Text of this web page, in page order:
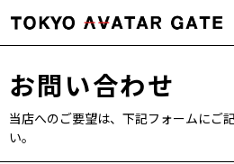
お問い合わせ
当店へのご要望は、下記フォームにご
い。